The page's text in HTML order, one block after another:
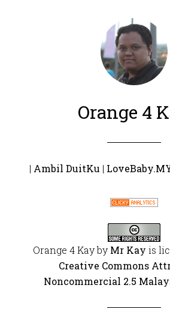
Orange 4
| Ambil DuitKu |
Orange 4 Kayby Mr Kay is
Creative Commons
Noncommercial 2.5